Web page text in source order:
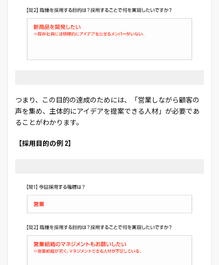
つまり、この目的の達成のためには、「営業しながら顧客の
声を集め、主体的にアイデアを提案できる人材」が必要であ
ることがわかります。
【採用目的の例 2】